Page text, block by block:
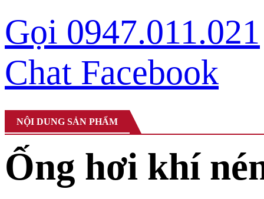
Gọi 0947.011.021
Chat Facebook
NỘI DUNG SẢN PHẨM
Ống hơi khí